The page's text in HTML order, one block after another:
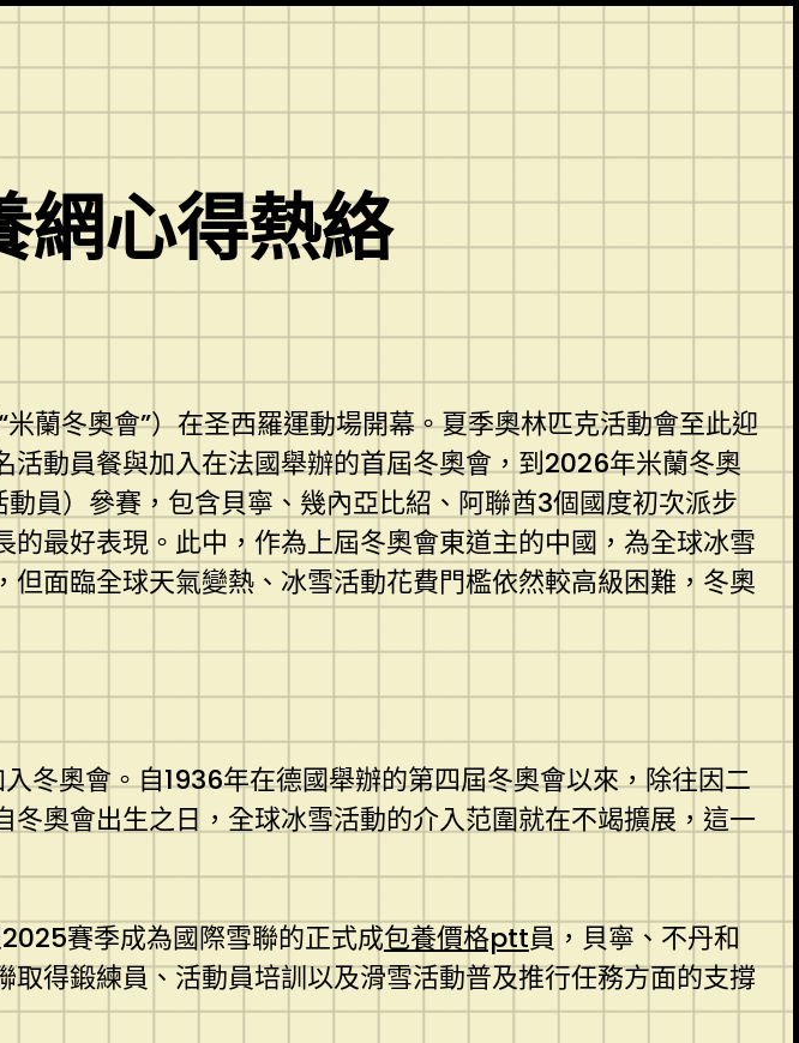
網心得熱絡
蘭冬奧會”）在圣西羅運動場開幕。夏季奧林匹克活動會至此迎
活動員餐與加入在法國舉辦的首屆冬奧會，到2026年米蘭冬奧
員）參賽，包含貝寧、幾內亞比紹、阿聯酋3個國度初次派步
最好表現。此中，作為上屆冬奧會東道主的中國，為全球冰雪
面臨全球天氣變熱、冰雪活動花費門檻依然較高級困難，冬奧
冬奧會。自1936年在德國舉辦的第四屆冬奧會以來，除往因二
奧會出生之日，全球冰雪活動的介入范圍就在不竭擴展，這一
賽季成為國際雪聯的正式成包養價格ptt員，貝寧、不丹和
得鍛練員、活動員培訓以及滑雪活動普及推行任務方面的支撐